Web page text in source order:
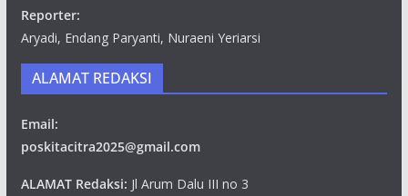
Reporter:
Aryadi, Endang Paryanti, Nuraeni Yeriarsi
ALAMAT REDAKSI
Email:
poskitacitra2025@gmail.com
ALAMAT Redaksi: Jl Arum Dalu III no 3